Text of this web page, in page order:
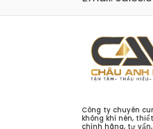
Công ty chuyên
không khí nén,
chính hãng, tư vấn,